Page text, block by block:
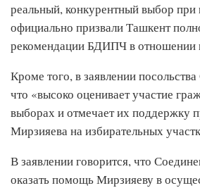
реальный, конкурентный выбор при
официально призвали Ташкент
рекомендации БДИПЧ в отношении
Кроме того, в заявлении
что «высоко оценивает участие
выборах и отмечает их поддержку
Мирзияева на избирательных
В заявлении говорится, что
оказать помощь Мирзияеву в